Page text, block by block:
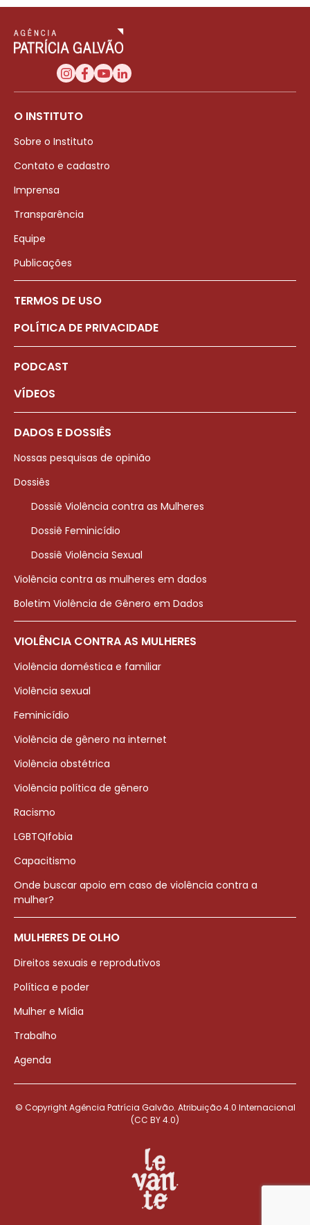
O INSTITUTO
Sobre o Instituto
Contato e cadastro
Imprensa
Transparência
Equipe
Publicações
TERMOS DE USO
POLÍTICA DE PRIVACIDADE
PODCAST
VÍDEOS
DADOS E DOSSIÊS
Nossas pesquisas de opinião
Dossiês
Dossiê Violência contra as Mulheres
Dossiê Feminicídio
Dossiê Violência Sexual
Violência contra as mulheres em dados
Boletim Violência de Gênero em Dados
VIOLÊNCIA CONTRA AS MULHERES
Violência doméstica e familiar
Violência sexual
Feminicídio
Violência de gênero na internet
Violência obstétrica
Violência política de gênero
Racismo
LGBTQIfobia
Capacitismo
Onde buscar apoio em caso de violência contra a
mulher?
MULHERES DE OLHO
Direitos sexuais e reprodutivos
Política e poder
Mulher e Mídia
Trabalho
Agenda
© Copyright Agência Patrícia Galvão. Atribuição 4.0 Internacional
(CC BY 4.0)